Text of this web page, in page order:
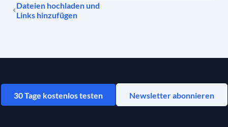
Dateien hochladen und
Links hinzufügen
30 Tage kostenlos testen Newsletter abonnieren